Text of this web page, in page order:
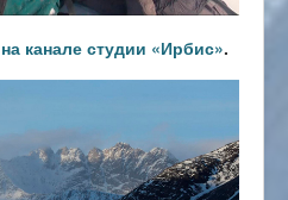
на канале студии «Ирбис».